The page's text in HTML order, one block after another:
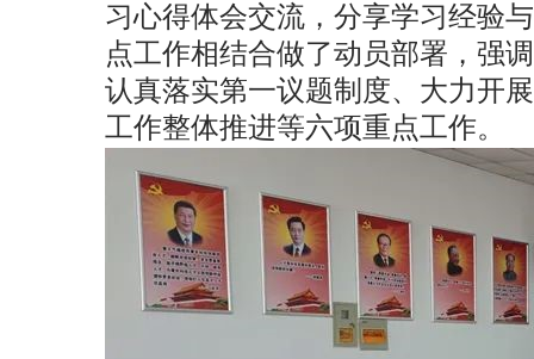
习心得体会交流，分享学习经验
点工作相结合做了动员部署，强
认真落实第一议题制度、大力开
工作整体推进等六项重点工作。